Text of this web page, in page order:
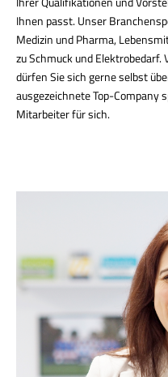
Ihnen passt. Unser
Medizin und Pharma,
zu Schmuck und
dürfen Sie sich gerne selbst
ausgezeichnete Top-Company
Mitarbeiter für sich.